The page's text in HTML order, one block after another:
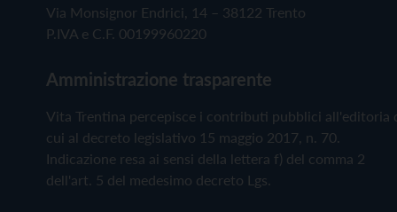
Via Monsignor Endrici, 14 – 38122 Trento
P.IVA e C.F. 00199960220
Amministrazione trasparente
Vita Trentina percepisce i contributi pubblici all'editoria
cui al decreto legislativo 15 maggio 2017, n. 70.
Indicazione resa ai sensi della lettera f) del comma 2
dell'art. 5 del medesimo decreto Lgs.